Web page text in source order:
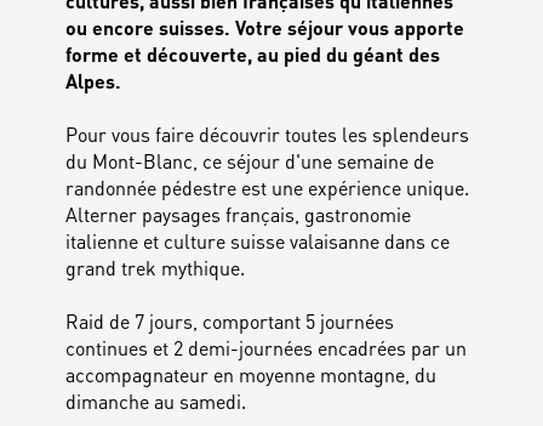
ou encore suisses. Votre séjour vous apporte
forme et découverte, au pied du géant des
Alpes.
Pour vous faire découvrir toutes les splendeurs
du Mont-Blanc, ce séjour d'une semaine de
randonnée pédestre est une expérience unique.
Alterner paysages français, gastronomie
italienne et culture suisse valaisanne dans ce
grand trek mythique.
Raid de 7 jours, comportant 5 journées
continues et 2 demi-journées encadrées par un
accompagnateur en moyenne montagne, du
dimanche au samedi.